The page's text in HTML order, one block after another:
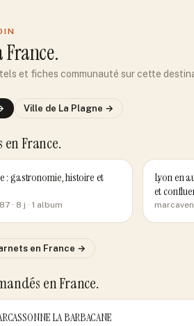
France.
et fiches communauté sur cette
Ville de La Plagne →
en France.
: gastronomie, histoire et
· 8 j · 1 album
Lyon en
et
en France →
en France.
LA BARBACANE